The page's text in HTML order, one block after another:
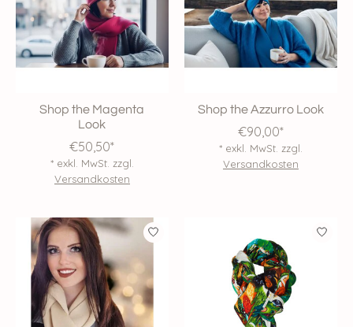
Shop the Magenta
Look
€50,50*
* exkl. MwSt. zzgl.
Versandkosten
Shop the Azzurro Look
€90,00*
* exkl. MwSt. zzgl.
Versandkosten